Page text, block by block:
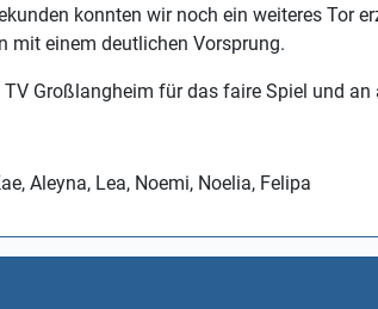
konnten wir noch ein weiteres Tor
mit einem deutlichen Vorsprung.
Großlangheim für das faire Spiel und
Aleyna, Lea, Noemi, Noelia, Felipa